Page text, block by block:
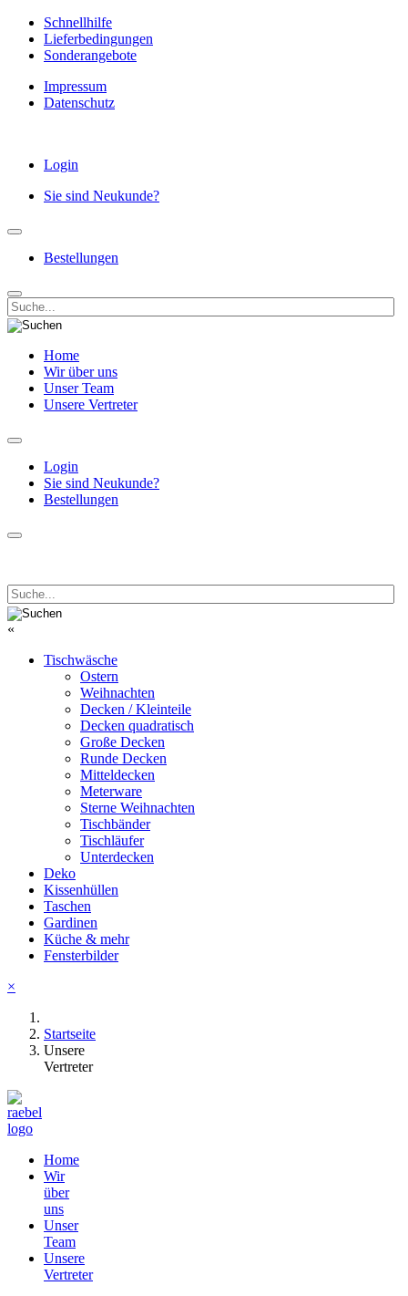
Schnellhilfe
Lieferbedingungen
Sonderangebote
Impressum
Datenschutz
Login
Sie sind Neukunde?
Bestellungen
Home
Wir über uns
Unser Team
Unsere Vertreter
Login
Sie sind Neukunde?
Bestellungen
«
Tischwäsche
Ostern
Weihnachten
Decken / Kleinteile
Decken quadratisch
Große Decken
Runde Decken
Mitteldecken
Meterware
Sterne Weihnachten
Tischbänder
Tischläufer
Unterdecken
Deko
Kissenhüllen
Taschen
Gardinen
Küche & mehr
Fensterbilder
×
Startseite
Unsere
Vertreter
Home
Wir
über
uns
Unser
Team
Unsere
Vertreter